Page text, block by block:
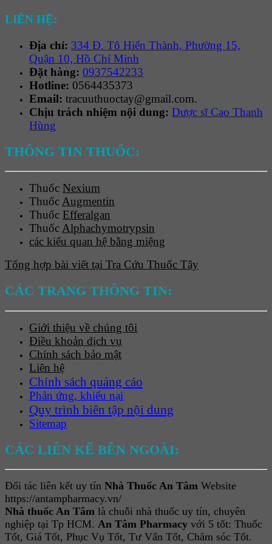
LIÊN HỆ:
Địa chỉ: 334 Đ. Tô Hiến Thành, Phường 15,
Quận 10, Hồ Chí Minh
Đặt hàng: 0937542233
Hotline: 0564435373
Email: tracuuthuoctay@gmail.com.
Chịu trách nhiệm nội dung: Dược sĩ Cao Thanh
Hùng
THÔNG TIN THUỐC:
Thuốc Nexium
ThuốcAugmentin
Thuốc Efferalgan
ThuốcAlphachymotrypsin
các kiểu quan hệ bằng miệng
Tổng hợp bài viết tại Tra Cứu Thuốc Tây
CÁC TRANG THÔNG TIN:
Giới thiệu về chúng tôi
Điều khoản dịch vụ
Chính sách bảo mật
Liên hệ
Chính sách quảng cáo
Phản ứng, khiếu nại
Quy trình biên tập nội dung
Sitemap
CÁC LIÊN KẾ BÊN NGOÀI:
Đối tác liên kết uy tín Nhà Thuốc An Tâm Website
https://antampharmacy.vn/
Nhà thuốc An Tâm là chuỗi nhà thuốc uy tín, chuyên
nghiệp tại Tp HCM. An Tâm Pharmacy với 5 tốt: Thuốc
Tốt, Giá Tốt, Phục Vụ Tốt, Tư Vấn Tốt, Chăm sóc Tốt.